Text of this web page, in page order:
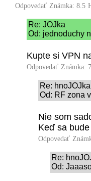
Odpovedať Známka: 8.5
Re: JOJka
Od: jednoduchy
Kupte si VPN
Odpovedať Známka:
Re: hnoJOJka
Od: RF zona
Nie som
Keď sa
Odpovedať
Re:
Od: